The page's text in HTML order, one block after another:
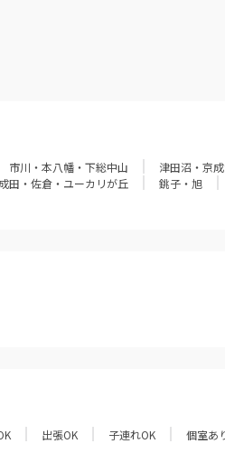
市川・本八幡・下総中山 津田沼・京
成田・佐倉・ユーカリが丘 銚子・旭
出張OK 子連れOK 個室あ